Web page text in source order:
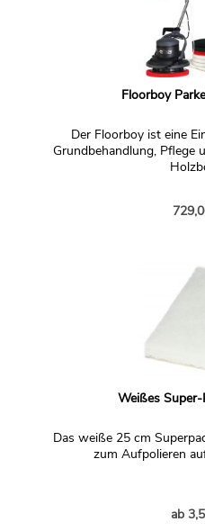
Floorboy
Der Floorboy ist eine
Grundbehandlung, Pflege
Weißes
Das weiße 25 cm
zum Aufpolieren
ab